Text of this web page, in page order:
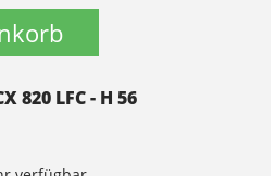
820 LFC - H 56